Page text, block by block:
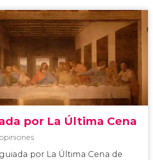
por La Última Cena
por La Última Cena de